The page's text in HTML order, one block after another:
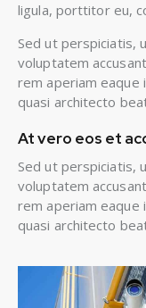
ligula, porttitor eu,
Sed ut perspiciatis,
voluptatem
rem aperiam
quasi architecto
At vero eos et
Sed ut perspiciatis,
voluptatem
rem aperiam
quasi architecto